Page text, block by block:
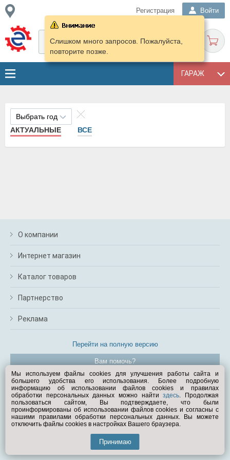
Регистрация Войти
ГАРАЖ
Слишком много запросов. Пожалуйста,
повторите позже.
Выбрать год
АКТУАЛЬНЫЕ
ВСЕ
О компании
Интернет магазин
Каталог товаров
Партнерство
Реклама
Перейти на полную версию
Вам помочь?
© Exist.ru 1998—2026
Мы используем файлы cookies для улучшения работы сайта и
большего удобства его использования. Более подробную
информацию об использовании файлов cookies и правилах
обработки персональных данных можно найтиздесь. Продолжая
пользоваться сайтом, Вы подтверждаете, что были
проинформированы об использовании файлов cookies и согласны с
нашими правилами обработки персональных данных. Вы можете
отключить файлы cookies в настройках Вашего браузера.
Принимаю